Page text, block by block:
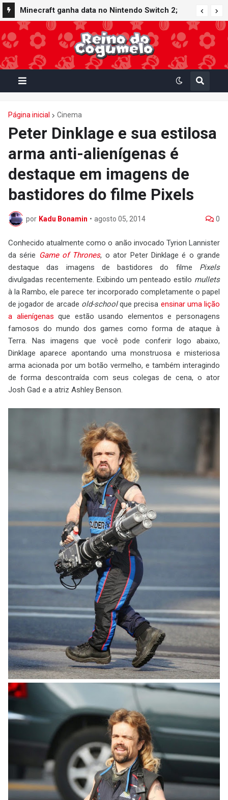
Minecraft ganha data no Nintendo Switch 2;
Super Mario Mash-Up receberá atualização
gráfica exclusiva
Página inicial Cinema
Peter Dinklage e sua estilosa
arma anti-alienígenas é
destaque em imagens de
bastidores do filme Pixels
por Kadu Bonamin • agosto 05, 2014 0
Conhecido atualmente como o anão invocado Tyrion Lannister
da série Game of Thrones, o ator Peter Dinklage é o grande
destaque das imagens de bastidores do filme Pixels
divulgadas recentemente. Exibindo um penteado estilo mullets
à la Rambo, ele parece ter incorporado completamente o papel
de jogador de arcade old-schoolque precisa ensinar uma lição
a alienígenas que estão usando elementos e personagens
famosos do mundo dos games como forma de ataque à
Terra. Nas imagens que você pode conferir logo abaixo,
Dinklage aparece apontando uma monstruosa e misteriosa
arma acionada por um botão vermelho, e também interagindo
de forma descontraída com seus colegas de cena, o ator
Josh Gad e a atriz Ashley Benson.